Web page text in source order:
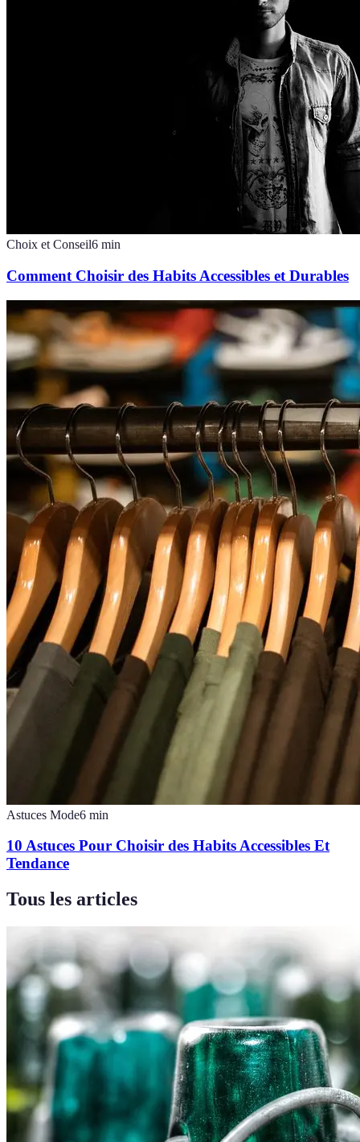
Choix et Conseil6 min
Comment Choisir des Habits Accessibles et Durables
Astuces Mode6 min
10 Astuces Pour Choisir des Habits Accessibles Et
Tendance
Tous les articles